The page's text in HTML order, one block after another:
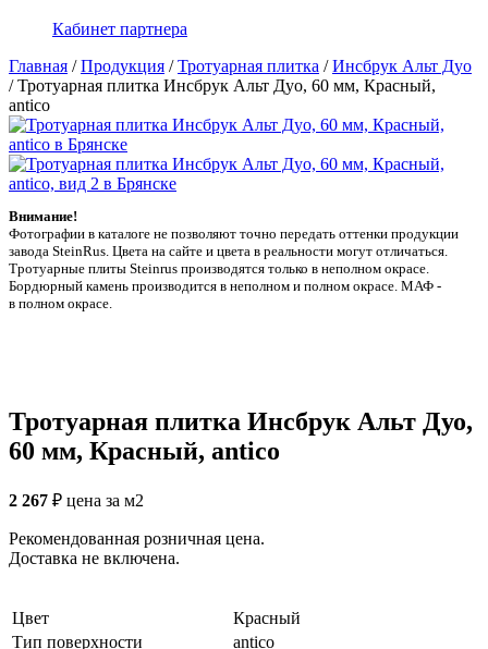
Кабинет партнера
Главная /Продукция /Тротуарная плитка /Инсбрук Альт Дуо
/Тротуарная плитка Инсбрук Альт Дуо, 60 мм, Красный,
antico
Внимание!
Фотографии в каталоге не позволяют точно передать оттенки продукции
заводa SteinRus. Цвета на сайте и цвета в реальности могут отличаться.
Тротуарные плиты Steinrus производятся только в неполном окрасе.
Бордюрный камень производится в неполном и полном окрасе. МАФ -
в полном окрасе.
Тротуарная плитка Инсбрук Альт Дуо,
60 мм, Красный, antico
2 267 ₽ цена за м2
Рекомендованная розничная цена.
Доставка не включена.
Цвет
Красный
Тип поверхности
antico